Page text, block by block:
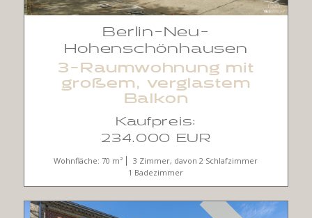
Berlin-Neu-
Hohenschönhausen
3-Raumwohnung mit
großem, verglastem
Balkon
Kaufpreis:
234.000 EUR
Wohnfläche: 70 m²
3 Zimmer, davon 2 Schlafzimmer
1 Badezimmer